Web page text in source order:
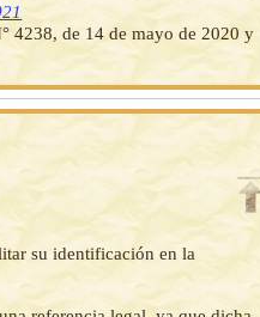
4238, de 14 de mayo de 2020 y
su identificación en la